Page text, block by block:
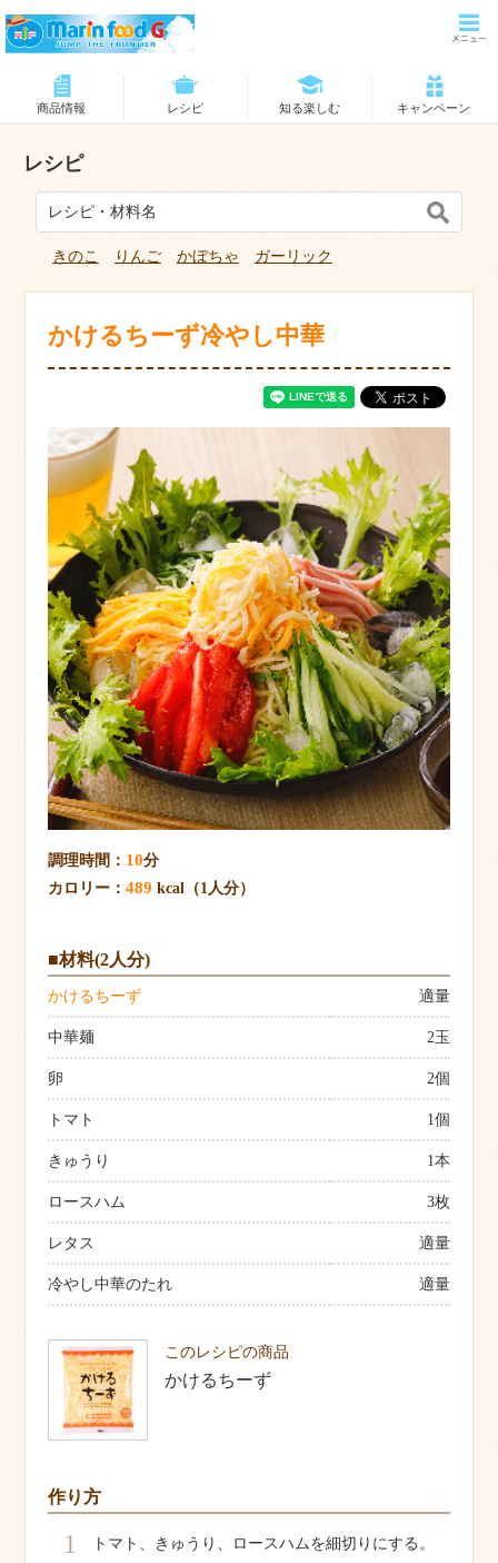
商品情報 レシピ 知る楽しむ キャンペーン
レシピ
きのこ りんご かぼちゃ ガーリック
かけるちーず冷やし中華
調理時間： 10分
カロリー： 489 kcal（1人分）
■材料(2人分)
かけるちーず 適量
中華麺 2玉
卵 2個
トマト 1個
きゅうり 1本
ロースハム 3枚
レタス 適量
冷やし中華のたれ 適量
このレシピの商品
かけるちーず
作り方
1 トマト、きゅうり、ロースハムを細切りにする。